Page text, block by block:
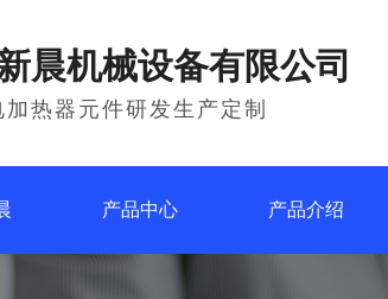
晨机械设备有限公司
热器元件研发生产定制
产品中心 产品介绍